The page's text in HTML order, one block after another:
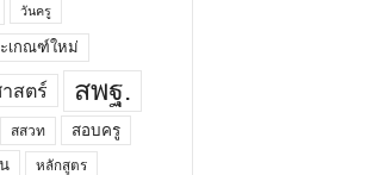
วันครู
เกณฑ์ใหม่
สตร์ สพฐ.
สสวท
สอบครู
หลักสูตร